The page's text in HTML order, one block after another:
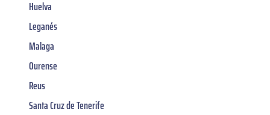
Huelva
Leganés
Malaga
Ourense
Reus
Santa Cruz de Tenerife